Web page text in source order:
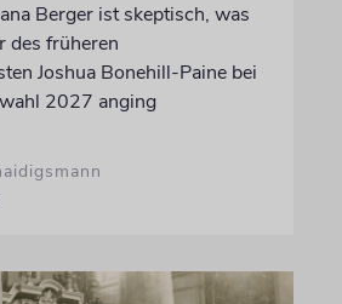
Berger ist skeptisch, was
des früheren
Joshua Bonehill-Paine bei
2027 anging